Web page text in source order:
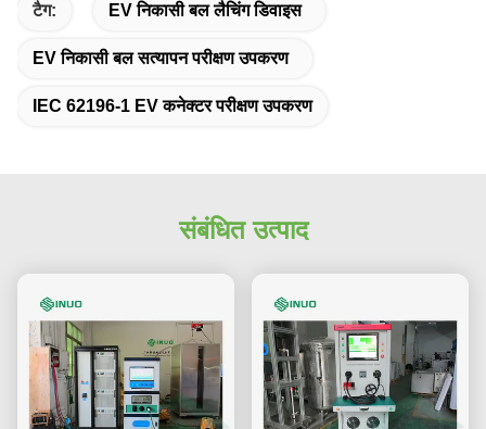
टैग: EV निकासी बल लैचिंग डिवाइस
EV निकासी बल सत्यापन परीक्षण उपकरण
IEC 62196-1 EV कनेक्टर परीक्षण उपकरण
संबंधित उत्पाद